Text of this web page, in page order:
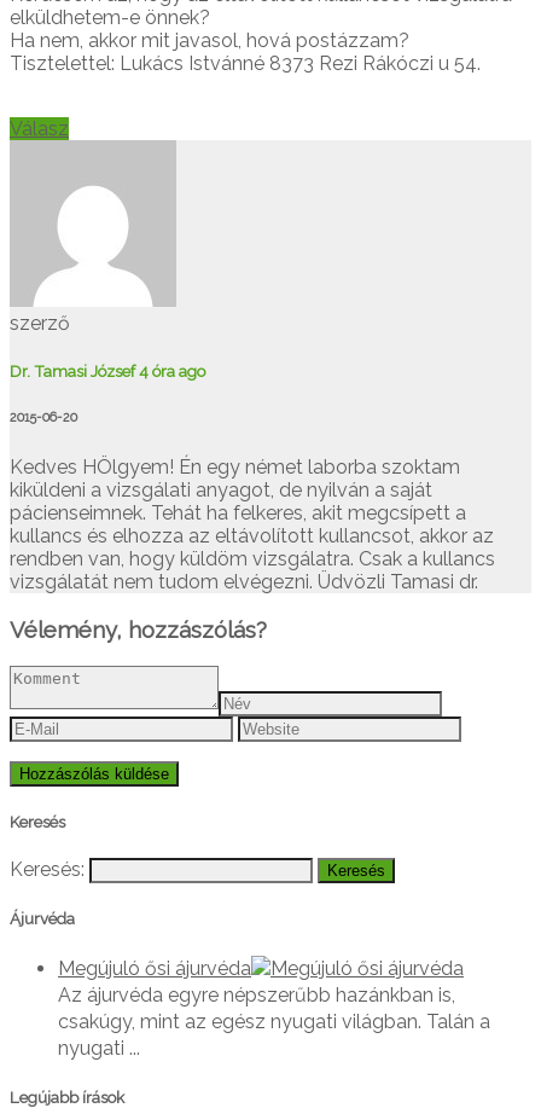
elküldhetem-e önnek?
Ha nem, akkor mit javasol, hová postázzam?
Tisztelettel: Lukács Istvánné 8373 Rezi Rákóczi u 54.
Válasz
szerző
Dr. Tamasi József4 óra ago
2015-06-20
Kedves HÖlgyem! Én egy német laborba szoktam
kiküldeni a vizsgálati anyagot, de nyilván a saját
pácienseimnek. Tehát ha felkeres, akit megcsípett a
kullancs és elhozza az eltávolított kullancsot, akkor az
rendben van, hogy küldöm vizsgálatra. Csak a kullancs
vizsgálatát nem tudom elvégezni. Üdvözli Tamasi dr.
Vélemény, hozzászólás?
Keresés
Keresés:
Ájurvéda
Megújuló ősi ájurvéda
Az ájurvéda egyre népszerűbb hazánkban is,
csakúgy, mint az egész nyugati világban. Talán a
nyugati ...
Legújabb írások